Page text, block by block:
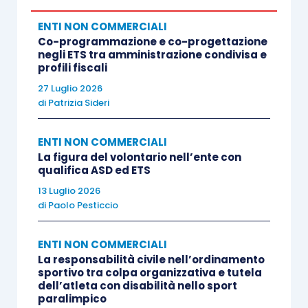
quello incidentale del contribuente avente ad
oggetto l’impugnazione degli avvisi di
accertamento per maggiori imposte Ires, Irap e
Iva di unaassociazione sportiva dilettantistica
conseguenze che avrebbe potuto avere dal punto
di vista pratico, non è stato esaminato dalla Corte
in quanto ritenuto
è relativo al giudizio sul comportamento,
ritenuto “elusivo”, avuto dal contribuente in
quanto l’attività svolta dalla associazione, in
ENTI NON COMMERCIALI
Co-programmazione e co-progettazione
negli ETS tra amministrazione condivisa e
profili fiscali
27 Luglio 2026
di Patrizia Sideri
ENTI NON COMMERCIALI
La figura del volontario nell’ente con
qualifica ASD ed ETS
13 Luglio 2026
di Paolo Pesticcio
ENTI NON COMMERCIALI
La responsabilità civile nell’ordinamento
sportivo tra colpa organizzativa e tutela
dell’atleta con disabilità nello sport
paralimpico